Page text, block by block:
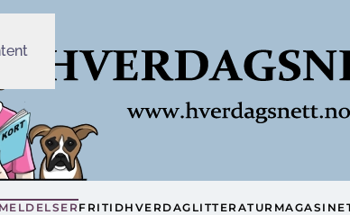
FRITIDHVERDAG LITTERATUR